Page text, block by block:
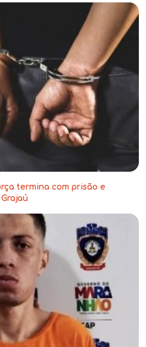
termina com prisão e